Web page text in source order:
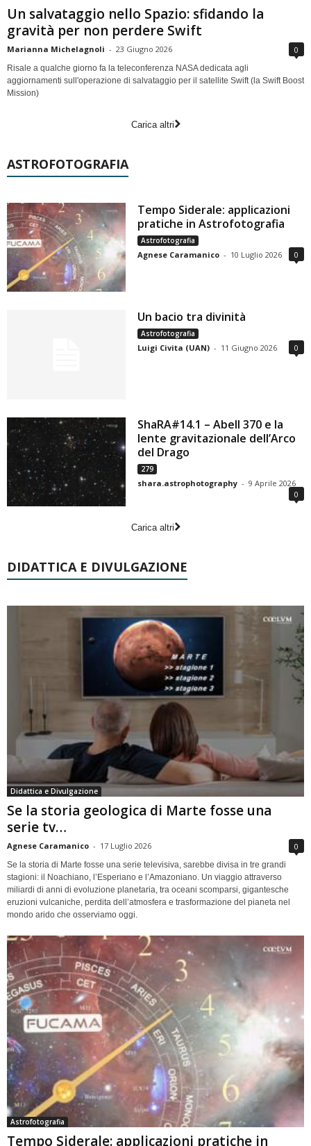
Un salvataggio nello Spazio: sfidando la
gravità per non perdere Swift
Marianna Michelagnoli - 23 Giugno 2026 0
Risale a qualche giorno fa la teleconferenza NASA dedicata agli
aggiornamenti sull'operazione di salvataggio per il satellite Swift (la Swift Boost
Mission)
Carica altri
ASTROFOTOGRAFIA
Tempo Siderale: applicazioni
pratiche in Astrofotografia
Astrofotografia
Agnese Caramanico - 10 Luglio 2026 0
Un bacio tra divinità
Astrofotografia
Luigi Civita (UAN) - 11 Giugno 2026 0
ShaRA#14.1 – Abell 370 e la
lente gravitazionale dell’Arco
del Drago
279
shara.astrophotography - 9 Aprile 2026
0
Carica altri
DIDATTICA E DIVULGAZIONE
Didattica e Divulgazione
Se la storia geologica di Marte fosse una
serie tv…
Agnese Caramanico - 17 Luglio 2026 0
Se la storia di Marte fosse una serie televisiva, sarebbe divisa in tre grandi
stagioni: il Noachiano, l’Esperiano e l’Amazoniano. Un viaggio attraverso
miliardi di anni di evoluzione planetaria, tra oceani scomparsi, gigantesche
eruzioni vulcaniche, perdita dell’atmosfera e trasformazione del pianeta nel
mondo arido che osserviamo oggi.
Astrofotografia
Tempo Siderale: applicazioni pratiche in